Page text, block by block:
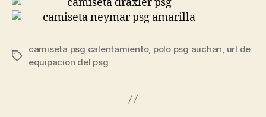
Etiquetas
camiseta psg calentamiento, polo psg auchan, url de
equipacion del psg